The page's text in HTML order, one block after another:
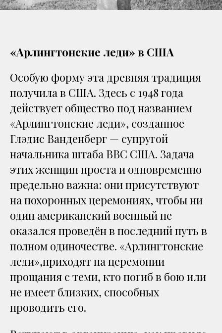
«Арлингтонские леди» в США
Особую форму эта древняя традиция
получила в США. Здесь с 1948 года
действует общество под названием
«Арлингтонские леди», созданное
Глэдис Ванденберг — супругой
начальника штаба ВВС США. Задача
этих женщин проста и одновременно
предельно важна: они присутствуют
на похоронных церемониях, чтобы ни
один американский военный не
оказался проведён в последний путь в
полном одиночестве. «Арлингтонские
леди»,приходят на церемонии
прощания с теми, кто погиб в бою или
не имеет близких, способных
проводить его.